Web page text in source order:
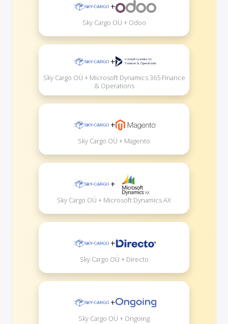
+
Sky Cargo OÜ + Odoo
+
Sky Cargo OÜ + Microsoft Dynamics 365 Finance
& Operations
+
Sky Cargo OÜ + Magento
+
Sky Cargo OÜ + Microsoft Dynamics AX
+
Sky Cargo OÜ + Directo
+
Sky Cargo OÜ + Ongoing